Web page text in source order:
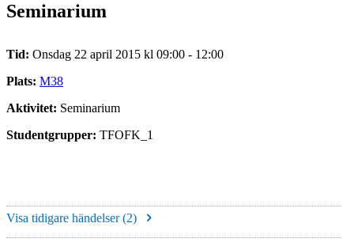
Seminarium
Tid: Onsdag 22 april 2015 kl 09:00 - 12:00
Plats: M38
Aktivitet: Seminarium
Studentgrupper: TFOFK_1
Visa tidigare händelser (2)